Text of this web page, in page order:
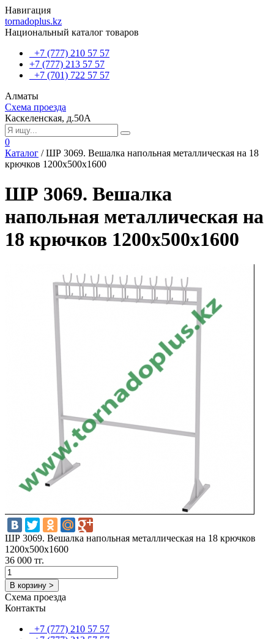
Навигация
tornadoplus.kz
Национальный каталог товаров
+7 (777) 210 57 57
+7 (777) 213 57 57
+7 (701) 722 57 57
Алматы
Схема проезда
Каскеленская, д.50А
0
Каталог /ШР 3069. Вешалка напольная металлическая на 18
крючков 1200х500х1600
ШР 3069. Вешалка
напольная металлическая на
18 крючков 1200х500х1600
ШР 3069. Вешалка напольная металлическая на 18 крючков
1200х500х1600
36 000 тг.
В корзину >
Схема проезда
Контакты
+7 (777) 210 57 57